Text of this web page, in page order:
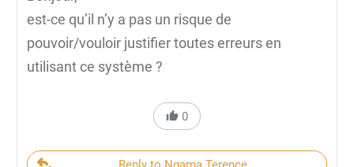
est-ce qu’il n’y a pas un risque de
pouvoir/vouloir justifier toutes erreurs en
utilisant ce système ?
0